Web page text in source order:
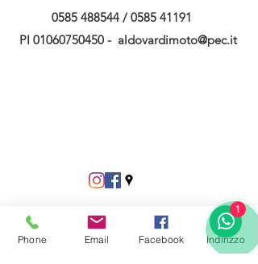
0585 488544 / 0585 41191
PI 01060750450 - aldovardimoto@pec.it
Phone Email Facebook Indirizzo
1